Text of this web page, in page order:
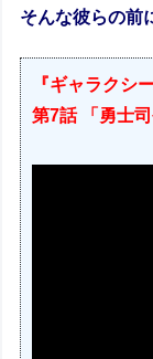
そんな彼らの前
『ギャラクシ
第7話 「勇士